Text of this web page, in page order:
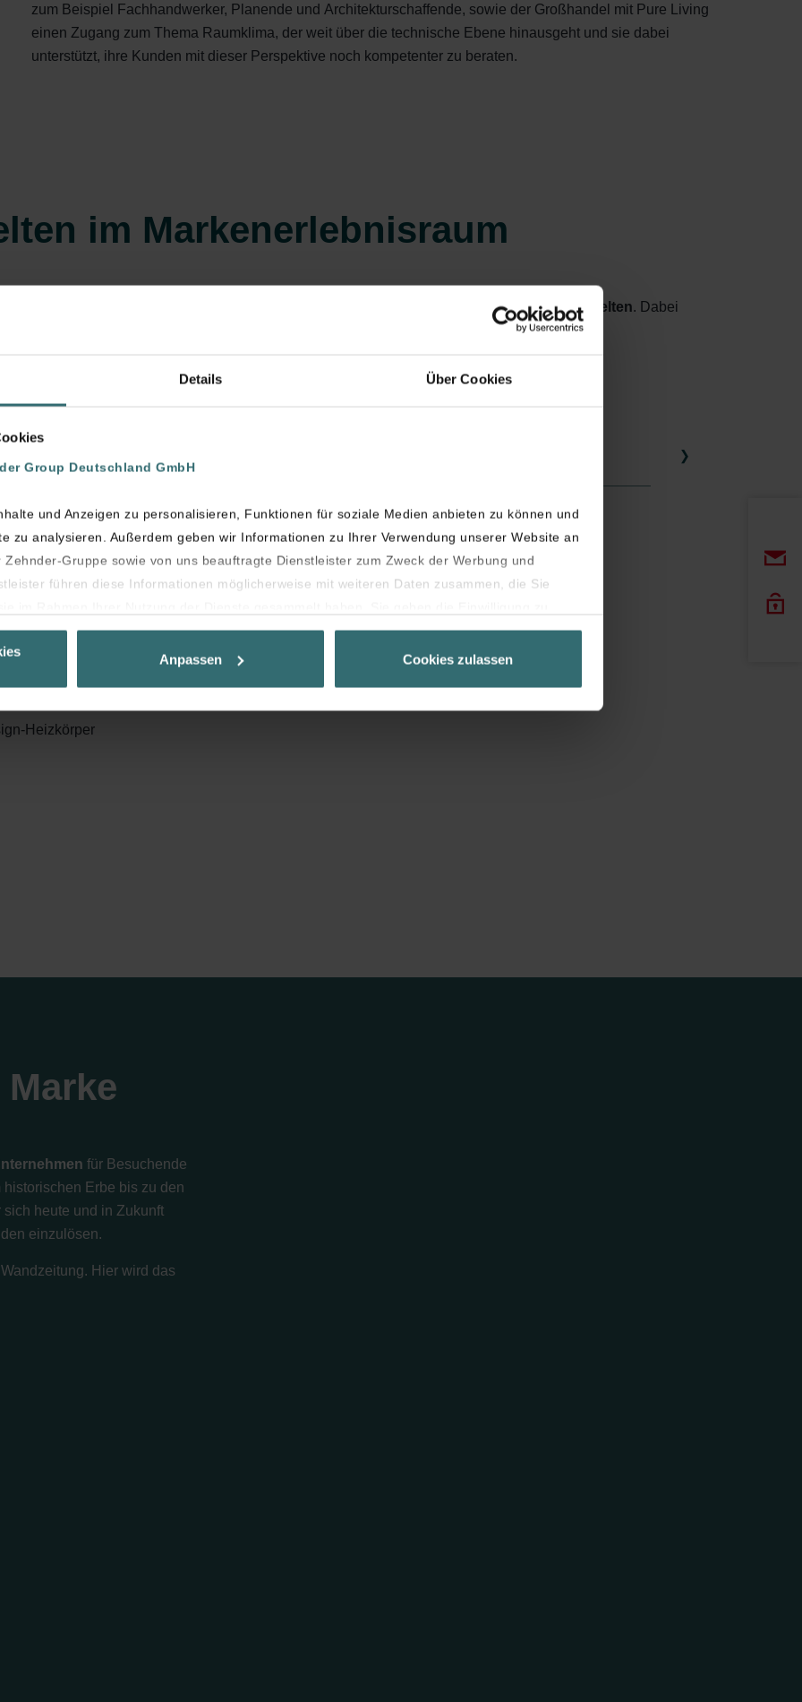
Details Über Cookies
Group Deutschland GmbH
und Anzeigen zu personalisieren, Funktionen für soziale Medien anbieten zu können und
zu analysieren. Außerdem geben wir Informationen zu Ihrer Verwendung unserer Website an
Gruppe sowie von uns beauftragte Dienstleister zum Zweck der Werbung und
führen diese Informationen möglicherweise mit weiteren Daten zusammen, die Sie
Verwendung eingewilligt haben.
auf Ihrem Gerät speichern, wenn diese für den Betrieb dieser Seite unbedingt notwendig
Für alle anderen Cookie-Typen benötigen wir Ihre Einwilligung.
Anpassen Cookies zulassen
zum Beispiel Fachhandwerker, Planende und Architekturschaffende, sowie der Großhandel mit Pure Living
einen Zugang zum Thema Raumklima, der weit über die technische Ebene hinausgeht und sie dabei
unterstützt, ihre Kunden mit dieser Perspektive noch kompetenter zu beraten.
im Markenerlebnisraum
„Pop-ups“, präsentieren die Lösungen von Zehnder in jeweils unterschiedlichen Lebenswelten. Dabei
Pop-up Kinderzimmer
Heizkörper
für Besuchende
Erbe bis zu den
heute und in Zukunft
einzulösen.
Hier wird das